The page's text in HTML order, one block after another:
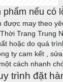
phẩm nếu có
được may theo
Trang Trung
hoặc do quá
ty cam kết ,
cách nhanh
trình đặt